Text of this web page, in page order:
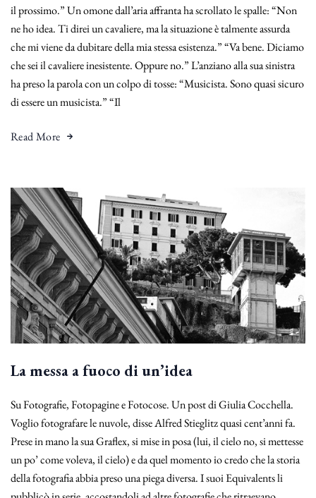
il prossimo.” Un omone dall’aria affranta ha scrollato le spalle: “Non
ne ho idea. Ti direi un cavaliere, ma la situazione è talmente assurda
che mi viene da dubitare della mia stessa esistenza.” “Va bene. Diciamo
che sei il cavaliere inesistente. Oppure no.” L’anziano alla sua sinistra
ha preso la parola con un colpo di tosse: “Musicista. Sono quasi sicuro
di essere un musicista.” “Il
Read More
La messa a fuoco di un’idea
Su Fotografie, Fotopagine e Fotocose. Un post di Giulia Cocchella.
Voglio fotografare le nuvole, disse Alfred Stieglitz quasi cent’anni fa.
Prese in mano la sua Graflex, si mise in posa (lui, il cielo no, si mettesse
un po’ come voleva, il cielo) e da quel momento io credo che la storia
della fotografia abbia preso una piega diversa. I suoi Equivalents li